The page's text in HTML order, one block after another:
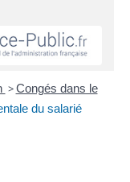
> Congés dans le
du salarié